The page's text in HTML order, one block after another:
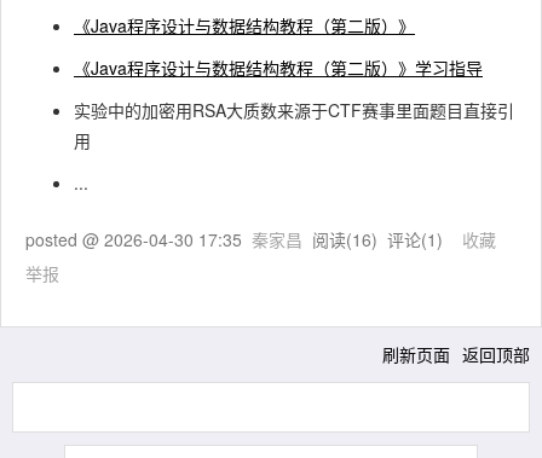
《Java程序设计与数据结构教程（第二版）》
《Java程序设计与数据结构教程（第二版）》学习指导
实验中的加密用RSA大质数来源于CTF赛事里面题目直接引
用
...
posted @ 2026-04-30 17:35 秦家昌 阅读(16) 评论(1) 收藏
举报
刷新页面 返回顶部